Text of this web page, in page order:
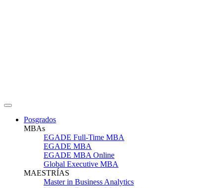
Posgrados
MBAs
EGADE Full-Time MBA
EGADE MBA
EGADE MBA Online
Global Executive MBA
MAESTRÍAS
Master in Business Analytics